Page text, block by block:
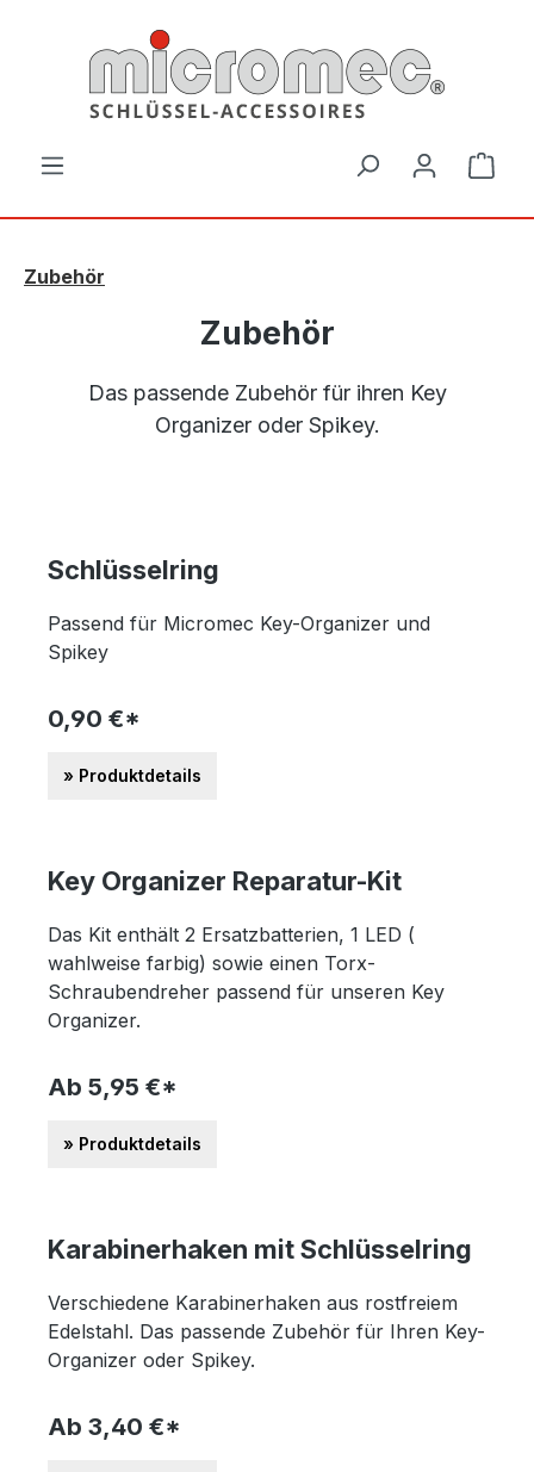
Zum Hauptinhalt springen
Zubehör
Zubehör
Das passende Zubehör für ihren Key
Organizer oder Spikey.
Schlüsselring
Passend für Micromec Key-Organizer und
Spikey
0,90 €*
» Produktdetails
Key Organizer Reparatur-Kit
Das Kit enthält 2 Ersatzbatterien, 1 LED (
wahlweise farbig) sowie einen Torx-
Schraubendreher passend für unseren Key
Organizer.
Ab 5,95 €*
» Produktdetails
Karabinerhaken mit Schlüsselring
Verschiedene Karabinerhaken aus rostfreiem
Edelstahl. Das passende Zubehör für Ihren Key-
Organizer oder Spikey.
Ab 3,40 €*